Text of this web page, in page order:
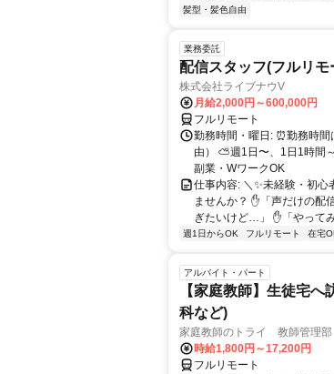
髪型・髪色自由
業務委託
配信スタッフ(フルリモ
株式会社ライブナウV
月給2,000円～600,000円
フルリモート
勤務時間・曜日: ⏰勤務時
由） ⛅週1日〜、1日1時間
副業・WワークOK
仕事内容: ＼✨未経験・初
ませんか？ ✋「声だけの
ぎたいけど…」 ✋「やって
週1日からOK フルリモート 在宅
アルバイト・パート
【家庭教師】生徒宅
科など)
家庭教師のトライ 教師管理部
時給1,800円～17,200円
フルリモート